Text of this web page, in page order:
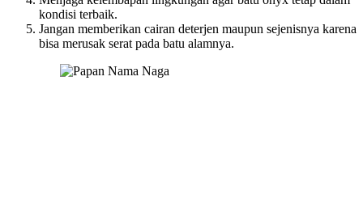
kondisi terbaik.
Jangan memberikan cairan deterjen maupun sejenisnya karena
bisa merusak serat pada batu alamnya.